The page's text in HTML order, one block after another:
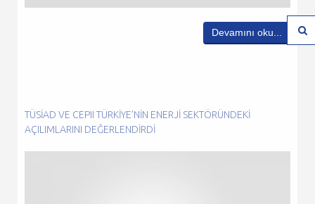
Devamını oku...
TÜSİAD VE CEPII TÜRKIYE’NIN ENERJI SEKTÖRÜNDEKI
AÇILIMLARINI DEĞERLENDIRDI